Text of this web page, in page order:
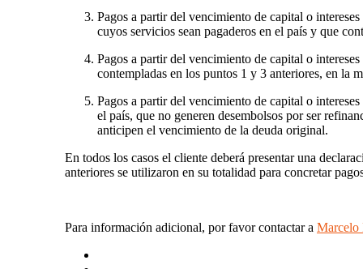
Pagos a partir del vencimiento de capital o
cuyos servicios sean pagaderos en el país y que
Pagos a partir del vencimiento de capital o
contempladas en los puntos 1 y 3 anteriores, en la
Pagos a partir del vencimiento de capital o
el país, que no generen desembolsos por ser
anticipen el vencimiento de la deuda original.
En todos los casos el cliente deberá presentar una
anteriores se utilizaron en su totalidad para concretar
Para información adicional, por favor contactar a Marcelo